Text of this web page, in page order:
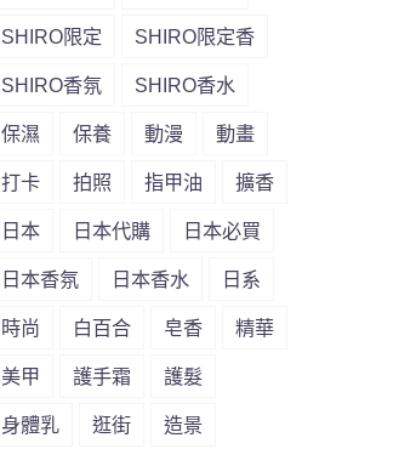
SHIRO限定 SHIRO限定香
SHIRO香氛 SHIRO香水
保濕 保養 動漫 動畫
打卡 拍照 指甲油 擴香
日本 日本代購 日本必買
日本香氛 日本香水 日系
時尚 白百合 皂香 精華
美甲 護手霜 護髮
身體乳 逛街 造景